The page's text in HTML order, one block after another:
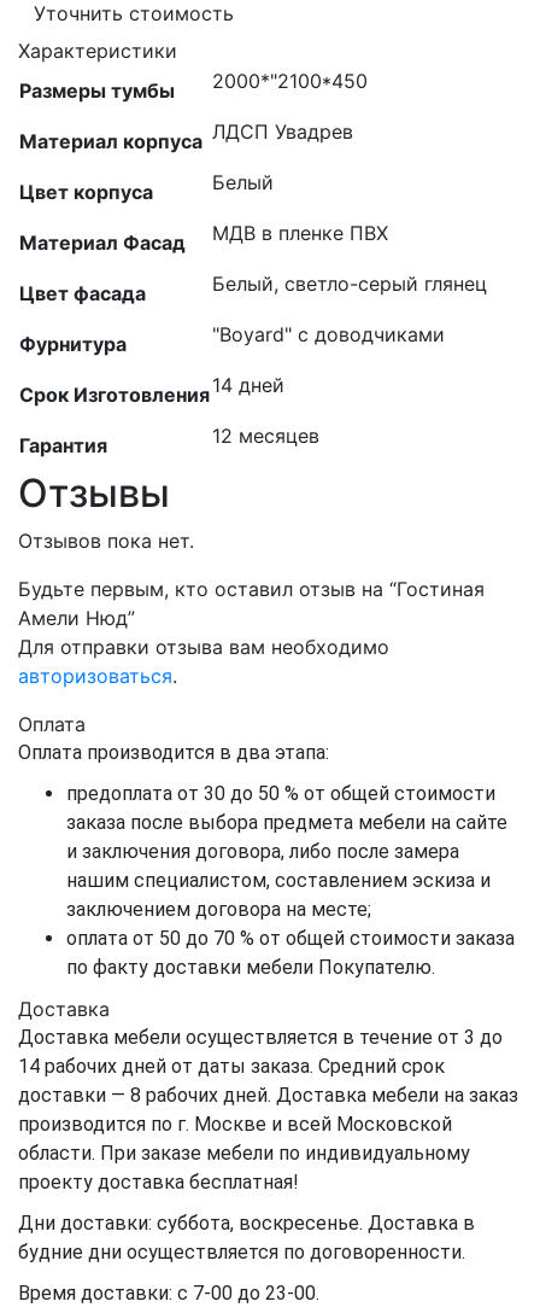
Уточнить стоимость
Характеристики
Размеры тумбы
2000*"2100*450
Материал корпуса ЛДСП Увадрев
Цвет корпуса Белый
Материал Фасад МДВ в пленке ПВХ
Цвет фасада Белый, светло-серый глянец
Фурнитура "Boyard" с доводчиками
Срок Изготовления14 дней
Гарантия 12 месяцев
Отзывы
Отзывов пока нет.
Будьте первым, кто оставил отзыв на “Гостиная
Амели Нюд”
Для отправки отзыва вам необходимо
авторизоваться.
Оплата
Оплата производится в два этапа:
предоплата от 30 до 50 % от общей стоимости
заказа после выбора предмета мебели на сайте
и заключения договора, либо после замера
нашим специалистом, составлением эскиза и
заключением договора на месте;
оплата от 50 до 70 % от общей стоимости заказа
по факту доставки мебели Покупателю.
Доставка
Доставка мебели осуществляется в течение от 3 до
14 рабочих дней от даты заказа. Средний срок
доставки — 8 рабочих дней. Доставка мебели на заказ
производится по г. Москве и всей Московской
области. При заказе мебели по индивидуальному
проекту доставка бесплатная!
Дни доставки: суббота, воскресенье. Доставка в
будние дни осуществляется по договоренности.
Время доставки: с 7-00 до 23-00.